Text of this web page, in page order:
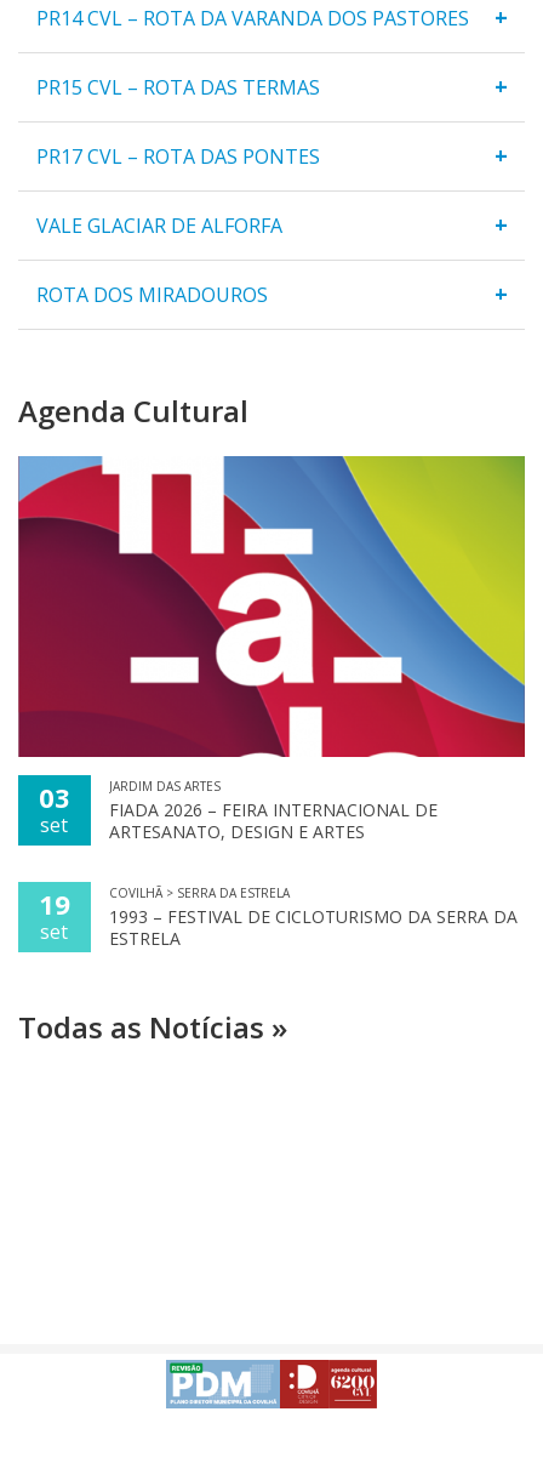
+
PR14 CVL – ROTA DA VARANDA DOS PASTORES
+
PR15 CVL – ROTA DAS TERMAS
+
PR17 CVL – ROTA DAS PONTES
+
VALE GLACIAR DE ALFORFA
+
ROTA DOS MIRADOUROS
Agenda Cultural
03
set
JARDIM DAS ARTES
FIADA 2026 – FEIRA INTERNACIONAL DE
ARTESANATO, DESIGN E ARTES
19
set
COVILHÃ > SERRA DA ESTRELA
1993 – FESTIVAL DE CICLOTURISMO DA SERRA DA
ESTRELA
Todas as Notícias »